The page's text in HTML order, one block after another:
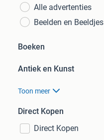
Alle advertenties
Beelden en Beeldjes
Boeken
Antiek en Kunst
Toon meer
Direct Kopen
Direct Kopen